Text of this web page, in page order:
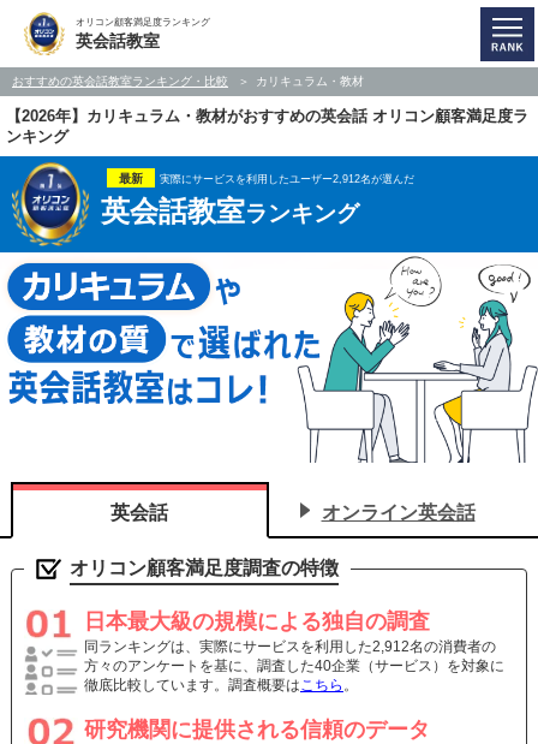
オリコン顧客満足度ランキング
英会話教室
おすすめの英会話教室ランキング・比較 カリキュラム・教材
【2026年】カリキュラム・教材がおすすめの英会話 オリコン顧客満足度ラ
ンキング
最新 実際にサービスを利用したユーザー2,912名が選んだ
英会話教室ランキング
英会話 オンライン英会話
オリコン顧客満足度調査の特徴
日本最大級の規模による独自の調査
同ランキングは、実際にサービスを利用した2,912名の消費者の
方々のアンケートを基に、調査した40企業（サービス）を対象に
徹底比較しています。調査概要はこちら 。
研究機関に提供される信頼のデータ